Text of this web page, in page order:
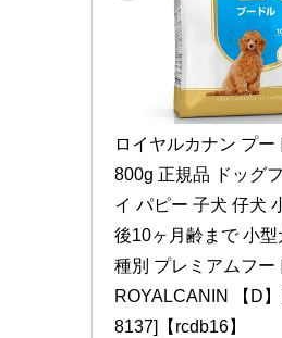
ロイヤルカナン プー
800g 正規品 ドッグ
イ パピー 子犬 仔犬
後10ヶ月齢まで 小型
種別 プレミアムフー
ROYALCANIN 【D
8137]【rcdb16】